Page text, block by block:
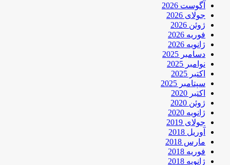
آگوست 2026
جولای 2026
ژوئن 2026
فوریه 2026
ژانویه 2026
دسامبر 2025
نوامبر 2025
اکتبر 2025
سپتامبر 2025
اکتبر 2020
ژوئن 2020
ژانویه 2020
جولای 2019
آوریل 2018
مارس 2018
فوریه 2018
ژانویه 2018